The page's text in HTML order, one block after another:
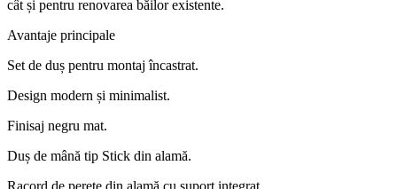
cât și pentru renovarea băilor existente.
Avantaje principale
Set de duș pentru montaj încastrat.
Design modern și minimalist.
Finisaj negru mat.
Duș de mână tip Stick din alamă.
Racord de perete din alamă cu suport integrat.